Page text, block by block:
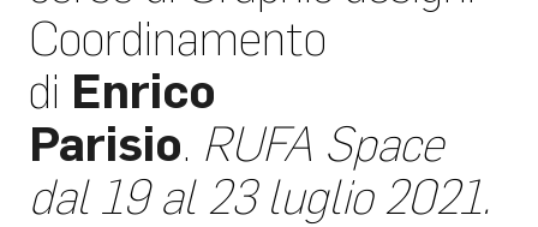
Coordinamento
di Enrico
Parisio. RUFA Space
dal 19 al 23 luglio 2021.